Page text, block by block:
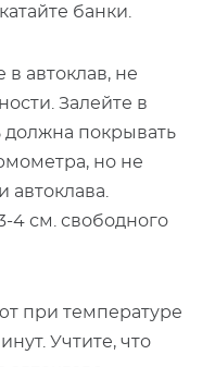
банки.
автоклав, не
Залейте в
должна покрывать
но не
автоклава.
4 см. свободного
при температуре
Учтите, что